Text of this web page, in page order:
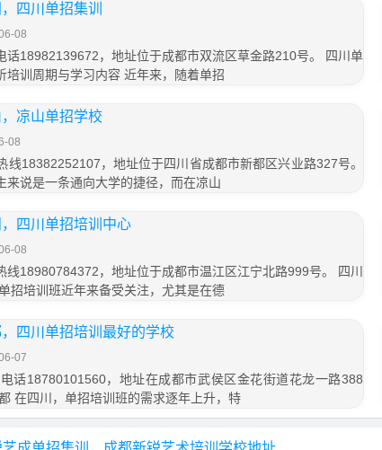
四川单招集训
08
话18982139672，地址位于成都市双流区草金路210号。 四川单
培训周期与学习内容 近年来，随着单招
凉山单招学校
08
线18382252107，地址位于四川省成都市新都区兴业路327号。
来说是一条通向大学的捷径，而在凉山
四川单招培训中心
08
线18980784372，地址位于成都市温江区江宁北路999号。 四川
招培训班近年来备受关注，尤其是在德
四川单招培训最好的学校
07
话18780101560，地址在成都市武侯区金花街道花龙一路388
在四川，单招培训班的需求逐年上升，特